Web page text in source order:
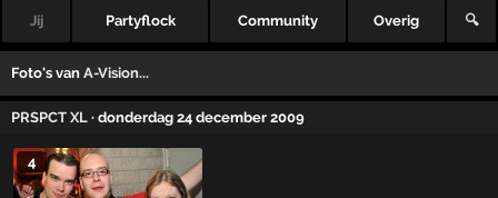
Jij Partyflock Community Overig 🔍
Foto's vanA-Vision...
PRSPCT XL · donderdag 24 december 2009
4